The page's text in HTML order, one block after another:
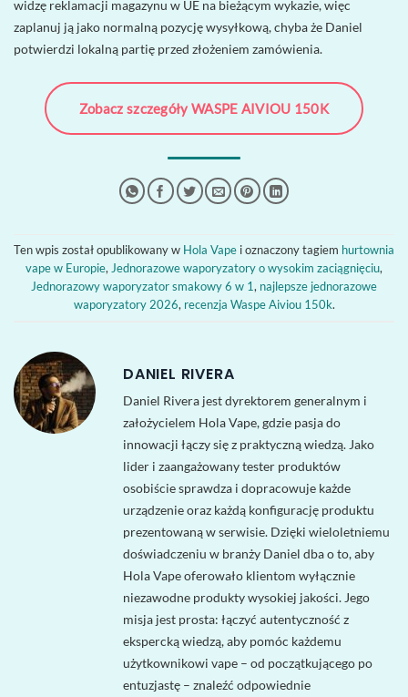
widzę reklamacji magazynu w UE na bieżącym wykazie, więc
zaplanuj ją jako normalną pozycję wysyłkową, chyba że Daniel
potwierdzi lokalną partię przed złożeniem zamówienia.
Zobacz szczegóły WASPE AIVIOU 150K
Ten wpis został opublikowany w Hola Vape i oznaczony tagiem hurtownia
vape w Europie,Jednorazowe waporyzatory o wysokim zaciągnięciu,
Jednorazowy waporyzator smakowy 6 w 1, najlepsze jednorazowe
waporyzatory 2026, recenzja Waspe Aiviou 150k.
DANIEL RIVERA
Daniel Rivera jest dyrektorem generalnym i
założycielem Hola Vape, gdzie pasja do
innowacji łączy się z praktyczną wiedzą. Jako
lider i zaangażowany tester produktów
osobiście sprawdza i dopracowuje każde
urządzenie oraz każdą konfigurację produktu
prezentowaną w serwisie. Dzięki wieloletniemu
doświadczeniu w branży Daniel dba o to, aby
Hola Vape oferowało klientom wyłącznie
niezawodne produkty wysokiej jakości. Jego
misja jest prosta: łączyć autentyczność z
ekspercką wiedzą, aby pomóc każdemu
użytkownikowi vape – od początkującego po
entuzjastę – znaleźć odpowiednie